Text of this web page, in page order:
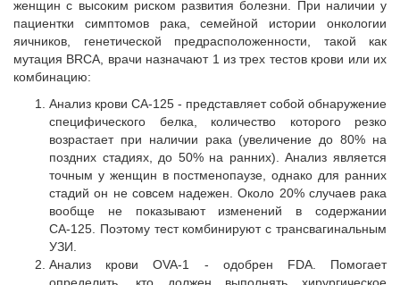
женщин с высоким риском развития болезни. При наличии у
пациентки симптомов рака, семейной истории онкологии
яичников, генетической предрасположенности, такой как
мутация BRCA, врачи назначают 1 из трех тестов крови или их
комбинацию:
Анализ крови СА-125 - представляет собой обнаружение
специфического белка, количество которого резко
возрастает при наличии рака (увеличение до 80% на
поздних стадиях, до 50% на ранних). Анализ является
точным у женщин в постменопаузе, однако для ранних
стадий он не совсем надежен. Около 20% случаев рака
вообще не показывают изменений в содержании
СА-125. Поэтому тест комбинируют с трансвагинальным
УЗИ.
Анализ крови OVA-1 - одобрен FDA. Помогает